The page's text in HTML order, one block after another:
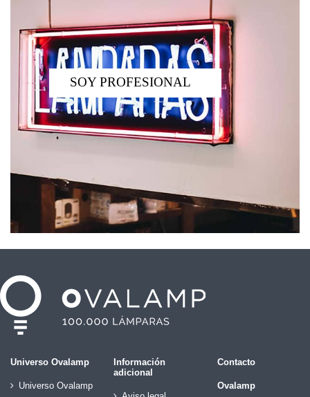
SOY PROFESIONAL
Universo Ovalamp
Universo Ovalamp
Información
adicional
Contacto
Ovalamp